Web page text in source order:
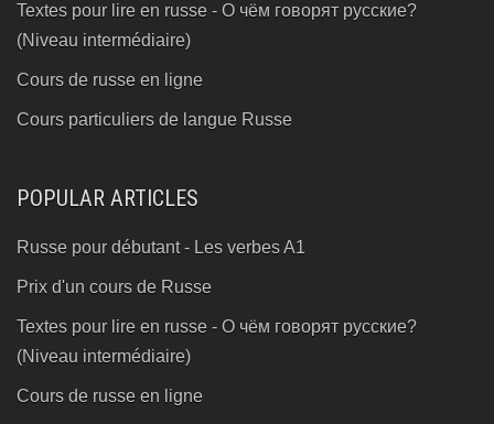
Textes pour lire en russe - О чём говорят русские?
(Niveau intermédiaire)
Cours de russe en ligne
Cours particuliers de langue Russe
POPULAR ARTICLES
Russe pour débutant - Les verbes A1
Prix d'un cours de Russe
Textes pour lire en russe - О чём говорят русские?
(Niveau intermédiaire)
Cours de russe en ligne